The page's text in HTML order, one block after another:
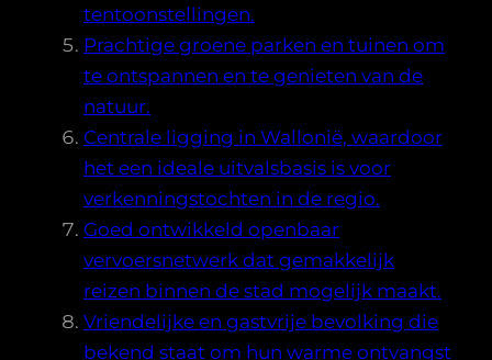
tentoonstellingen.
Prachtige groene parken en tuinen om
te ontspannen en te genieten van de
natuur.
Centrale ligging in Wallonië, waardoor
het een ideale uitvalsbasis is voor
verkenningstochten in de regio.
Goed ontwikkeld openbaar
vervoersnetwerk dat gemakkelijk
reizen binnen de stad mogelijk maakt.
Vriendelijke en gastvrije bevolking die
bekend staat om hun warme ontvangst